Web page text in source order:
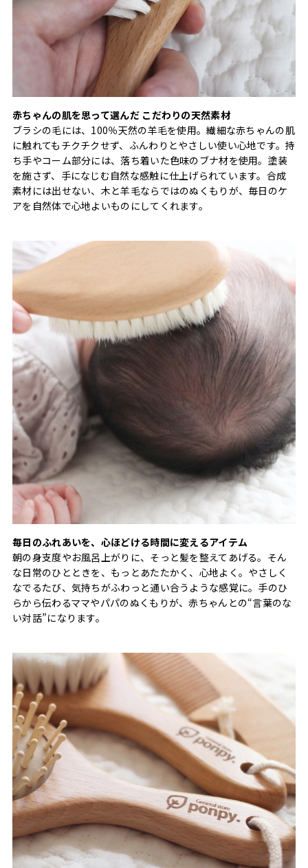
赤ちゃんの肌を思って選んだ こだわりの天然素材
ブラシの毛には、100％天然の羊毛を使用。繊細な赤ちゃんの肌
に触れてもチクチクせず、ふんわりとやさしい使い心地です。持
ち手やコーム部分には、落ち着いた色味のブナ材を使用。塗装
を施さず、手になじむ自然な感触に仕上げられています。合成
素材には出せない、木と羊毛ならではのぬくもりが、毎日のケ
アを自然体で心地よいものにしてくれます。
毎日のふれあいを、心ほどける時間に変えるアイテム
朝の身支度やお風呂上がりに、そっと髪を整えてあげる。そん
な日常のひとときを、もっとあたたかく、心地よく。やさしく
なでるたび、気持ちがふわっと通い合うような感覚に。手のひ
らから伝わるママやパパのぬくもりが、赤ちゃんとの“言葉のな
い対話”になります。